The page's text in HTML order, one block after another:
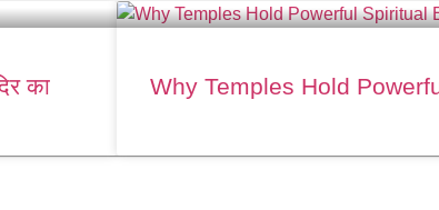
का
Why Temples Hold